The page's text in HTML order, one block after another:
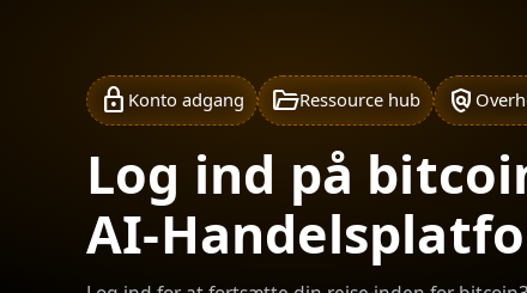
lock Konto adgang folder_openRessource hub policy
Log ind på
AI-